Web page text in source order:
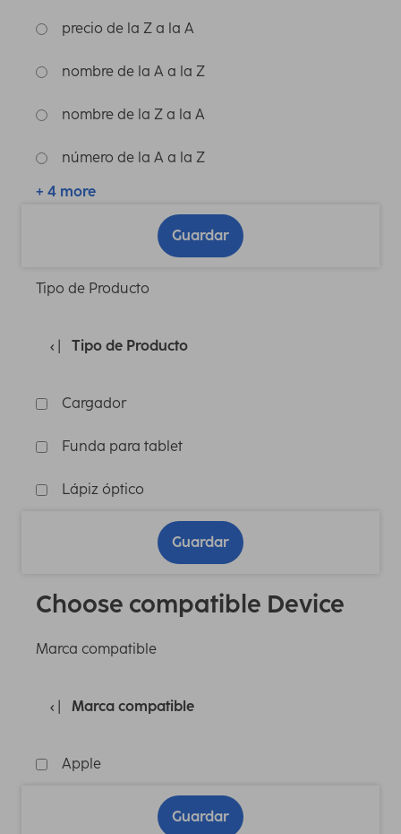
precio de la Z a la A
nombre de la A a la Z
nombre de la Z a la A
número de la A a la Z
+ 4 more
Guardar
Tipo de Producto
Tipo de Producto
Cargador
Funda para tablet
Lápiz óptico
Guardar
Choose compatible Device
Marca compatible
Marca compatible
Apple
Guardar